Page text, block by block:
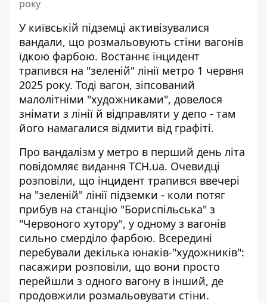
року
У київській підземці активізувалися
вандали, що розмальовують стіни вагонів
їдкою фарбою. Востаннє інцидент
трапився на "зеленій" лінії метро 1 червня
2025 року. Тоді вагон, зіпсований
малолітніми "художниками", довелося
знімати з лінії й відправляти у депо - там
його намагалися відмити від графіті.
Про вандалізм у метро в перший день літа
повідомляє видання ТСН.ua. Очевидці
розповіли, що інцидент трапився ввечері
на "зеленій" лінії підземки - коли потяг
прибув на станцію "Бориспільська" з
"Червоного хутору", у одному з вагонів
сильно смерділо фарбою. Всередині
перебували декілька юнаків-"художників":
пасажири розповіли, що вони просто
перейшли з одного вагону в інший, де
продовжили розмальовувати стіни.